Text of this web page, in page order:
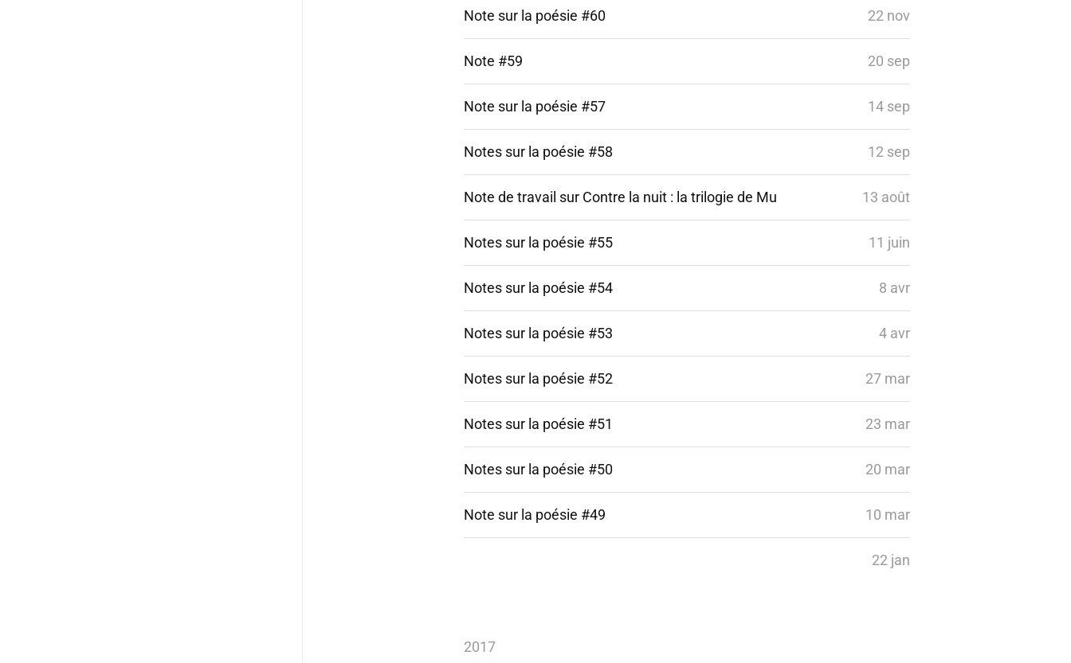
Note sur la poésie #60 22 nov
Note #59 20 sep
Note sur la poésie #57 14 sep
Notes sur la poésie #58 12 sep
Note de travail sur Contre la nuit : la trilogie de Mu 13 août
Notes sur la poésie #55 11 juin
Notes sur la poésie #54 8 avr
Notes sur la poésie #53 4 avr
Notes sur la poésie #52 27 mar
Notes sur la poésie #51 23 mar
Notes sur la poésie #50 20 mar
Note sur la poésie #49 10 mar
22 jan
2017